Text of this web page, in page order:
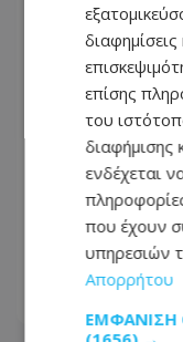
Καύσωνας
Μέχρι την
υδράργυρος
επίσης
του
διαφήμισης
ενδέχεται
που έχουν
υπηρεσιών
Απορρήτου